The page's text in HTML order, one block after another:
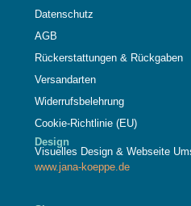
Datenschutz
AGB
Rückerstattungen & Rückgaben
Versandarten
Widerrufsbelehrung
Cookie-Richtlinie (EU)
Design
Visuelles Design & Webseite
www.jana-koeppe.de